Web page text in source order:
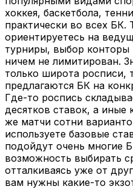
хоккея, баскетбола,
практически во всех БК.
ориентируетесь на
турниры, выбор конторы
ничем не лимитирован.
только широта росписи,
предлагаются БК на
Где-то роспись
десятков ставок, а иные
же матчи сотни
используете базовые
подойдут очень многие
возможность выбирать
отталкиваясь уже от
вам нужны какие-то